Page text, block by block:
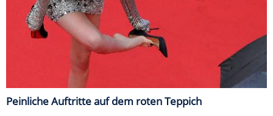
Peinliche Auftritte auf dem roten Teppich